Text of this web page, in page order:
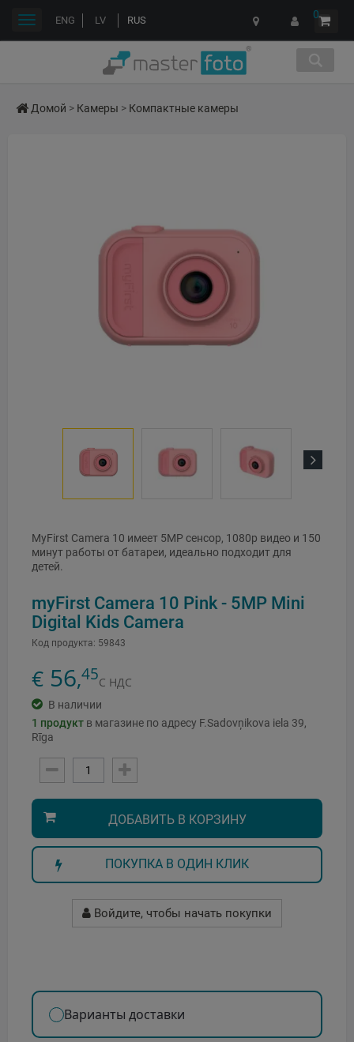
ENG LV RUS 0
Переключить
Домой > Камеры > Компактные камеры
MyFirst Camera 10 имеет 5MP сенсор, 1080p видео и 150
минут работы от батареи, идеально подходит для
детей.
myFirst Camera 10 Pink - 5MP Mini
Digital Kids Camera
Код продукта: 59843
€ 56,45С НДС
В наличии
1 продукт в магазине по адресу F.Sadovņikova iela 39,
Rīga
ДОБАВИТЬ В КОРЗИНУ
ПОКУПКА В ОДИН КЛИК
Войдите, чтобы начать покупки
Варианты доставки